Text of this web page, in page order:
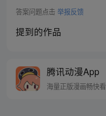
答案问题点击 举报反馈
提到的作品
腾讯动漫App
海量正版漫画畅快看